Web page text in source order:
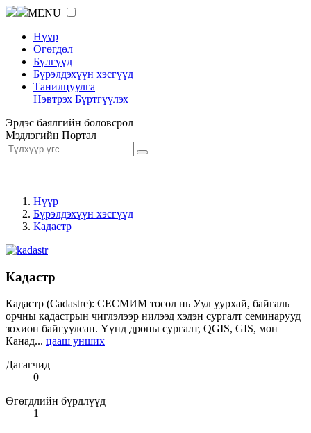
MENU
Нүүр
Өгөгдөл
Бүлгүүд
Бүрэлдэхүүн хэсгүүд
Танилцуулга
Нэвтрэх Бүртгүүлэх
Эрдэс баялгийн боловсрол
Мэдлэгийн Портал
Нүүр
Бүрэлдэхүүн хэсгүүд
Кадастр
Кадастр
Кадастр (Cadastre): СЕСМИМ төсөл нь Уул уурхай, байгаль
орчны кадастрын чиглэлээр нилээд хэдэн сургалт семинарууд
зохион байгуулсан. Үүнд дроны сургалт, QGIS, GIS, мөн
Канад... цааш унших
Дагагчид
0
Өгөгдлийн бүрдлүүд
1